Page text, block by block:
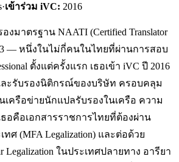
·เข้าร่วม iVC: 2016
งมาตรฐาน NAATI (Certified Translator
— หนึ่งในไม่กี่คนในไทยที่ผ่านการสอบ
ตั้งแต่ครั้งแรก เธอเข้า iVC ปี 2016
ะรับรองนิติกรณ์ของบริษัท ครอบคลุม
เครือข่ายนักแปลรับรองในเครือ ความ
อคือเอกสารราชการไทยที่ต้องผ่าน
ศ (MFA Legalization) และต่อด้วย
Legalization ในประเทศปลายทาง อารียา